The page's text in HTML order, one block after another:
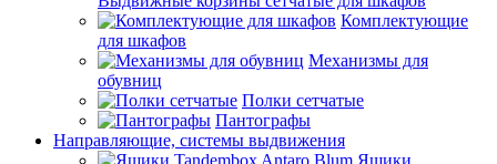
Комплектующие
для шкафов
Механизмы для
обувниц
Полки сетчатые
Пантографы
Направляющие, системы выдвижения
Ящики